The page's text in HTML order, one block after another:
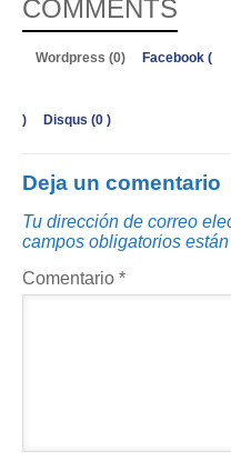
COMMENTS
Wordpress (0) Facebook (
) Disqus (0 )
Deja un comentario
Tu dirección de correo
campos obligatorios
Comentario *